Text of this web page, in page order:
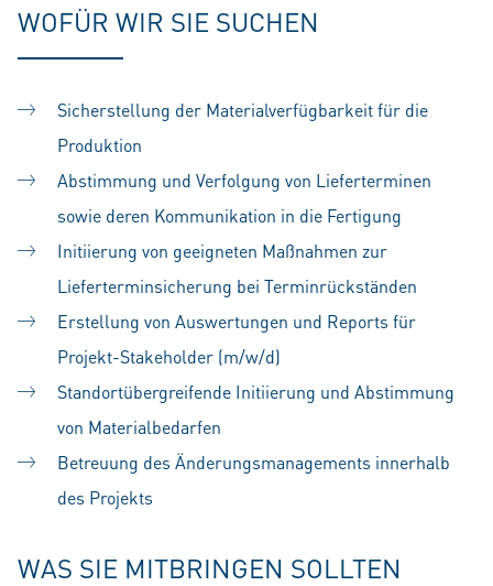
WOFÜR WIR SIE SUCHEN
Sicherstellung der Materialverfügbarkeit für die
Produktion
Abstimmung und Verfolgung von Lieferterminen
sowie deren Kommunikation in die Fertigung
Initiierung von geeigneten Maßnahmen zur
Lieferterminsicherung bei Terminrückständen
Erstellung von Auswertungen und Reports für
Projekt-Stakeholder (m/w/d)
Standortübergreifende Initiierung und Abstimmung
von Materialbedarfen
Betreuung des Änderungsmanagements innerhalb
des Projekts
WAS SIE MITBRINGEN SOLLTEN